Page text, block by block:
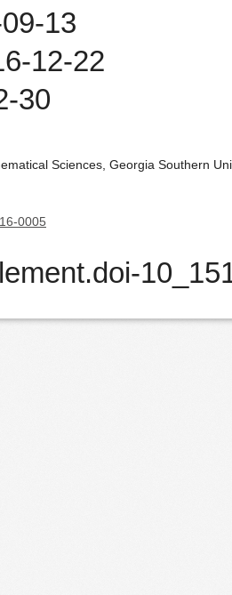
13
12-22
30
Sciences, Georgia Southern
0005